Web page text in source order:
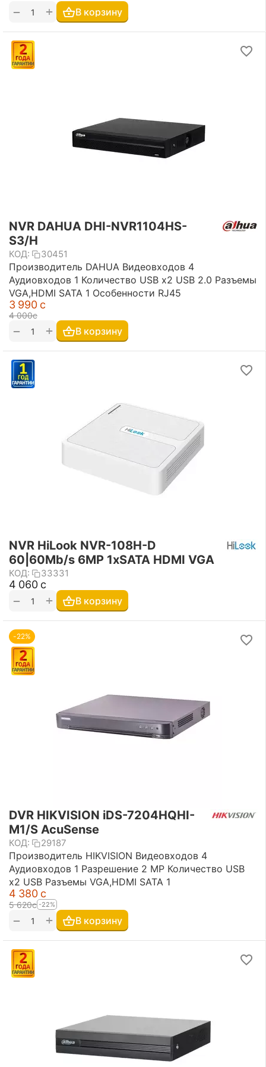
+
− В корзину
NVR DAHUA DHI-NVR1104HS-
S3/H
КОД: 30451
Производитель DAHUA Видеовходов 4
Аудиовходов 1 Количество USB х2 USB 2.0 Разъемы
VGA,HDMI SATA 1 Особенности RJ45
3 990 с
4 000с
+
− В корзину
NVR HiLook NVR-108H-D
60|60Mb/s 6MP 1xSATA HDMI VGA
КОД: 33331
4 060 с
+
− В корзину
-22%
DVR HIKVISION iDS-7204HQHI-
M1/S AcuSense
КОД: 29187
Производитель HIKVISION Видеовходов 4
Аудиовходов 1 Разрешение 2 MP Количество USB
х2 USB Разъемы VGA,HDMI SATA 1
4 380 с
5 620с -22%
+
− В корзину